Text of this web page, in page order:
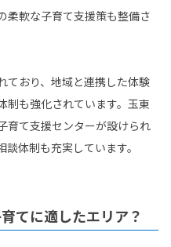
柔軟な子育て支援策も整備さ
ており、地域と連携した体験
制も強化されています。玉東
育て支援センターが設けられ
体制も充実しています。
てに適したエリア？